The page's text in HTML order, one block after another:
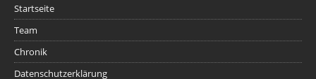
Startseite
Team
Chronik
Datenschutzerklärung